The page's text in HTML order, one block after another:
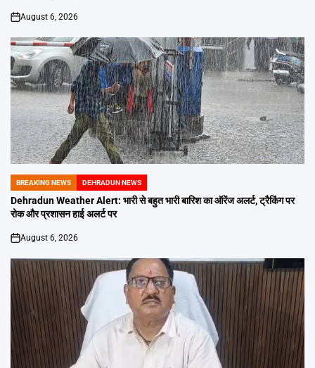
on
August 6, 2026
POSTED
IN
BREAKING NEWS DEHRADUN NEWS
Dehradun Weather Alert: भारी से बहुत भारी बारिश का ऑरेंज अलर्ट, ट्रैकिंग पर
रोक और प्रशासन हाई अलर्ट पर
on
August 6, 2026